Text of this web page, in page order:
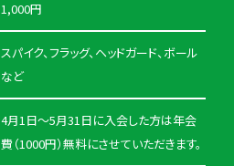
1,000円
スパイク、フラッグ、ヘッドガード、ボール
など
4月1日〜5月31日に入会した方は年会
費（1000円）無料にさせていただきます。